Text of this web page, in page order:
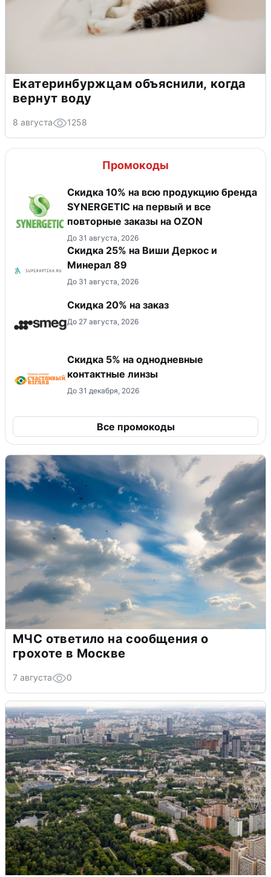
Екатеринбуржцам объяснили, когда
вернут воду
8 августа 1258
Промокоды
Скидка 10% на всю продукцию бренда
SYNERGETIC на первый и все
повторные заказы на OZON
До 31 августа, 2026
Скидка 25% на Виши Деркос и
Минерал 89
До 31 августа, 2026
Скидка 20% на заказ
До 27 августа, 2026
Скидка 5% на однодневные
контактные линзы
До 31 декабря, 2026
Все промокоды
МЧС ответило на сообщения о
грохоте в Москве
7 августа 0